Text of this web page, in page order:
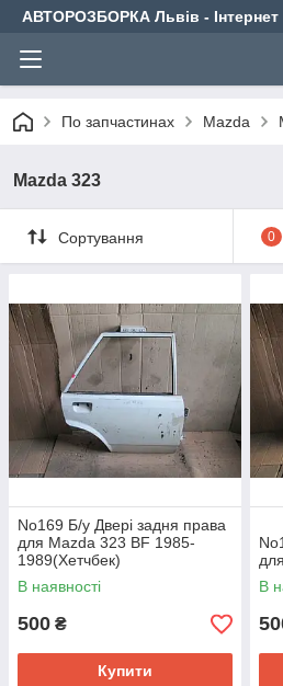
АВТОРОЗБОРКА Львів - Інтернет
По запчастинах Mazda
Mazda 323
Сортування 0
No169 Б/у Двері задня права
для Mazda 323 BF 1985-
1989(Хетчбек)
В наявності
500 ₴
Купити
В